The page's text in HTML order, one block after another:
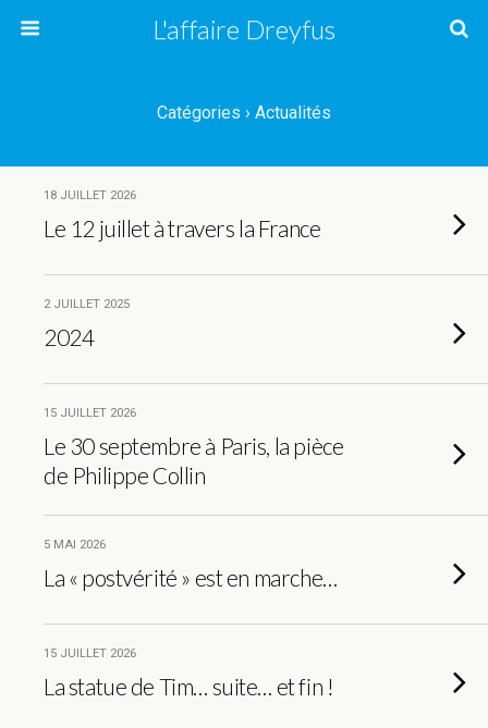
L'affaire Dreyfus
Catégories › Actualités
18 JUILLET 2026
Le 12 juillet à travers la France
2 JUILLET 2025
2024
15 JUILLET 2026
Le 30 septembre à Paris, la pièce
de Philippe Collin
5 MAI 2026
La « postvérité » est en marche…
15 JUILLET 2026
La statue de Tim… suite… et fin !